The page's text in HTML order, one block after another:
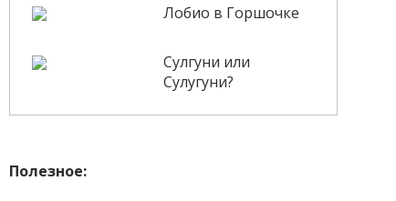
Лобио в Горшочке
Сулгуни или
Сулугуни?
Полезное: